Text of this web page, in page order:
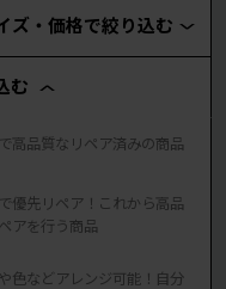
ズ・価格で絞り込む
む
高品質なリペア済みの商品
優先リペア！これから高品
アを行う商品
色などアレンジ可能！自分